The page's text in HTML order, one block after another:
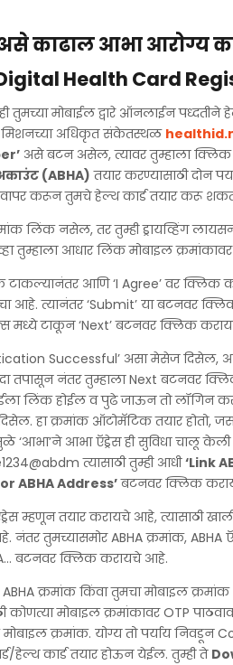
काढाल आभा आरोग्य
Health Card
तुमच्या मोबाईल द्वारे ऑनलाईन पध्दतीने
मिशनच्या अधिकृत संकेतस्थळ
असे बटन असेल, त्यावर तुम्हाला
(ABHA) तयार करण्यासाठी दोन
वापर करून तुमचे हेल्थ कार्ड तयार करू
लिंक नसेल, तर तुम्ही ड्रायव्हिंग
तुम्हाला आधार लिंक मोबाइल
टाकल्यानंतर आणि ‘I Agree’ वर
आहे. त्यानंतर ‘Submit’ या बटनवर
मध्ये टाकून ‘Next’ बटनवर क्लिक
Successful’ असा मेसेज
तपासून नंतर तुम्हाला Next बटनवर
लिंक होईल व पुढे जाऊन तो लॉगिन
हा क्रमांक ऑटोमॅटिक तयार होतो,
‘आभा’ने आभा ऍड्रेस ही सुविधा चालू
त्यासाठी तुम्ही आधी‘Link
ABHA Address’बटनवर क्लिक
म्हणून तयार करायचे आहे, त्यासाठी
तुमच्यासमोर ABHA क्रमांक, ABHA
बटनवर क्लिक करायचे आहे.
ABHA क्रमांक किंवा तुमचा मोबाइल
मोबाइल क्रमांकावर OTP
क्रमांक. योग्य तो पर्याय
हेल्थ कार्ड तयार होऊन येईल. तुम्ही ते